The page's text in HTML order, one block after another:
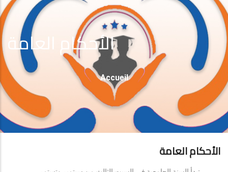
الأحكام العامة
Fil
D'Ariane
Accueil
الأحكام العامة